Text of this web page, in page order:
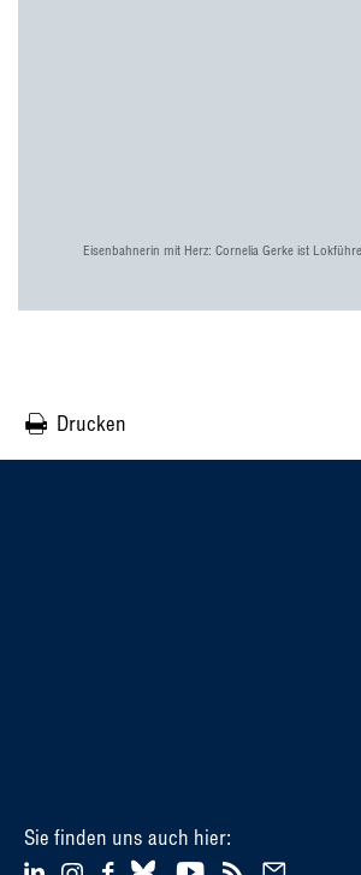
Eisenbahnerin mit Herz: Cornelia Gerke ist
Drucken
Sie finden uns auch hier: